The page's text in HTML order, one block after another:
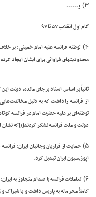
۳) و……
گام اول انقلاب ۵۷ تا ۹۷
۴) توطئه فرانسه علیه امام خمینی: بر
محدودیتهای فراوانی برای ایشان ایجاد
ثانیاً بر اساس اسناد بر جای مانده، دولت
از فرانسه را داشت که به دلیل
توطئه‌ای بر علیه حضرت امام در فرانسه
دولت و ملت فرانسه تشکر کردند[۱]که نشان
۵) حمایت از فراریان وجانیان ایران:
اپوزیسیون ایران تبدیل کرد.
۶) تعاملات فرانسه با صدام متجاوز به ایران
کاملاً محرمانه به پاریس داشت و با شیراک و